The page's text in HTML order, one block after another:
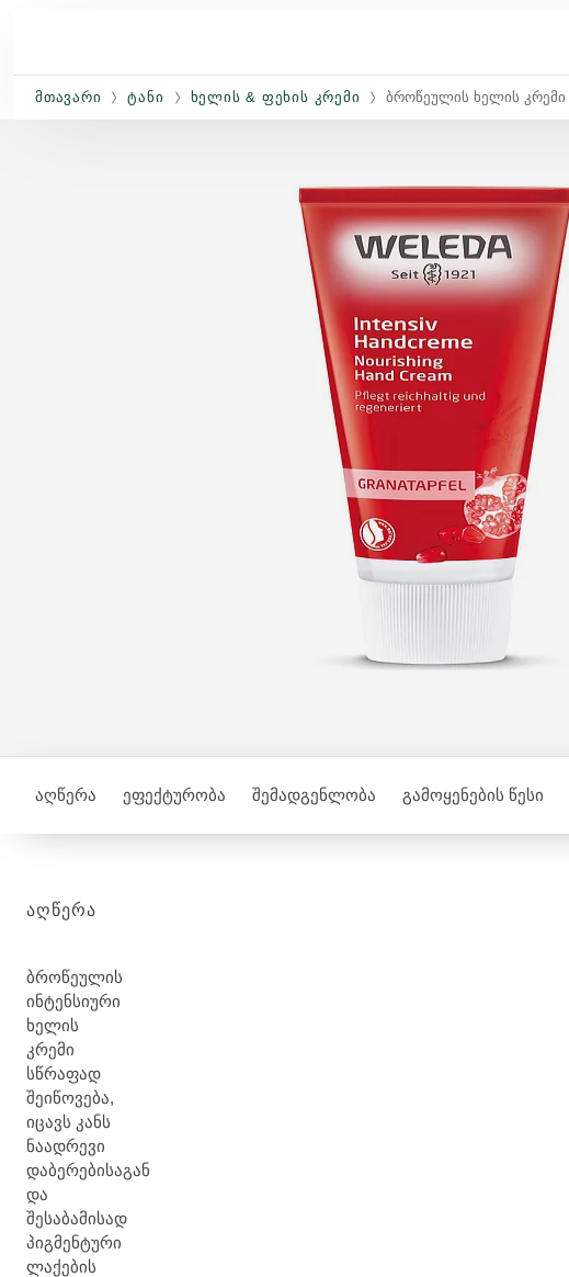
ᲛᲗᲐᲕᲐᲠᲘ ᲢᲐᲜᲘ ᲮᲔᲚᲘᲡ & ᲤᲔᲮᲘᲡ ᲙᲠᲔᲛᲘ Ბროწეულის Ხელის Კრემი
აღწერა ეფექტურობა შემადგენლობა გამოყენების წესი
ᲐᲦᲬᲔᲠᲐ
ბროწეულის
ინტენსიური
ხელის
კრემი
სწრაფად
შეიწოვება,
იცავს კანს
ნაადრევი
დაბერებისაგან
და
შესაბამისად
პიგმენტური
ლაქების